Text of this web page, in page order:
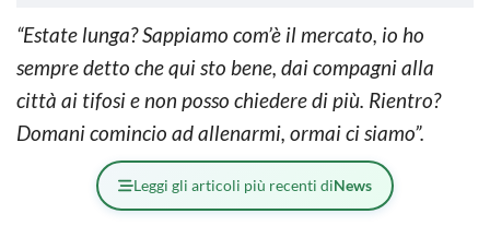
“Estate lunga? Sappiamo com’è il mercato, io ho
sempre detto che qui sto bene, dai compagni alla
città ai tifosi e non posso chiedere di più. Rientro?
Domani comincio ad allenarmi, ormai ci siamo”.
Leggi gli articoli più recenti diNews